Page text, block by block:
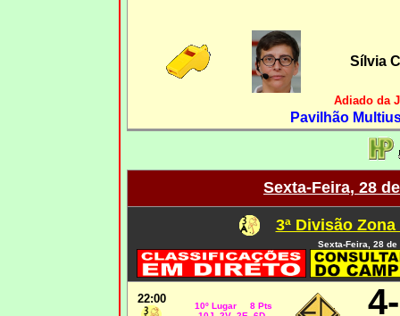
Sílvia
Adiado da
Pavilhão
Sexta-Feira, 28
3ª Divisão
Sexta-Feira, 28
22:00
10º Lugar 8 Pts